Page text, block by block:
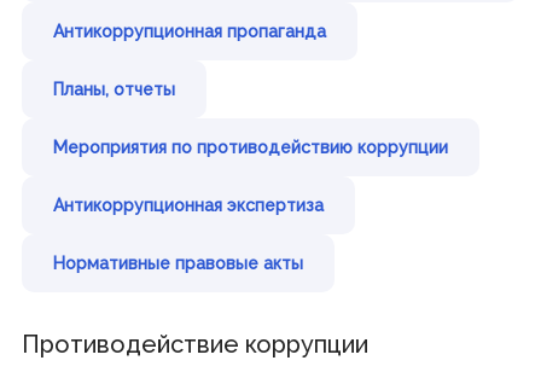
Стенограммы заседаний
Порядок обжалования законов
Межпарламентское сотрудничество
Дни депутата
Совет законодателей Приволжского федерального
Почетная Грамота Государственного Собрания
Антикоррупционная пропаганда
Планы, отчеты
Мероприятия по противодействию коррупции
Антикоррупционная экспертиза
Нормативные правовые акты
Противодействие коррупции